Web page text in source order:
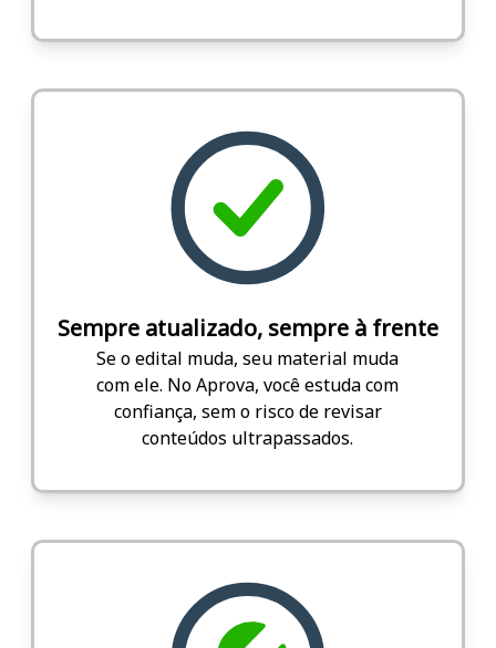
Sempre atualizado, sempre à frente
Se o edital muda, seu material muda
com ele. No Aprova, você estuda com
confiança, sem o risco de revisar
conteúdos ultrapassados.